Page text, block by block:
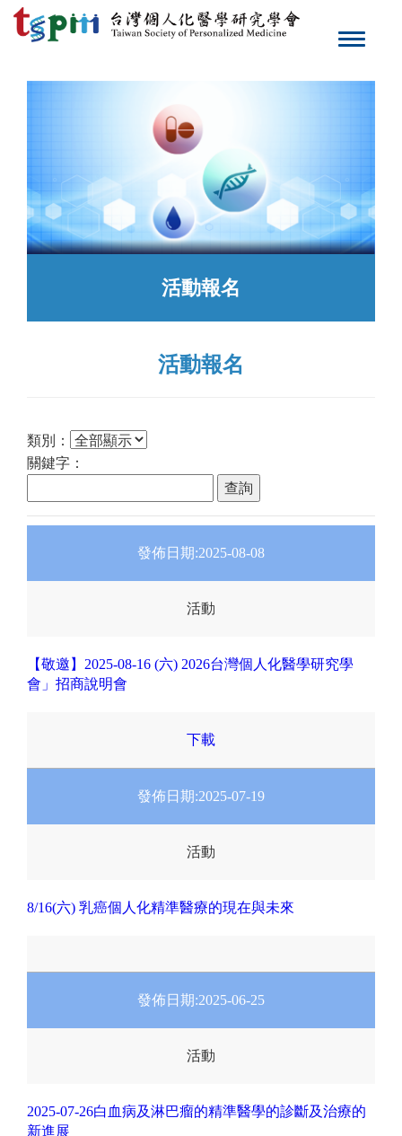
Toggle
活動報名
活動報名
類別：
關鍵字：
發佈日期:2025-08-08
活動
【敬邀】2025-08-16 (六) 2026台灣個人化醫學研究學
會」招商說明會
下載
發佈日期:2025-07-19
活動
8/16(六) 乳癌個人化精準醫療的現在與未來
發佈日期:2025-06-25
活動
2025-07-26白血病及淋巴瘤的精準醫學的診斷及治療的
新進展